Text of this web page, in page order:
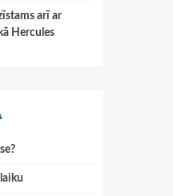
arī ar
Hercules